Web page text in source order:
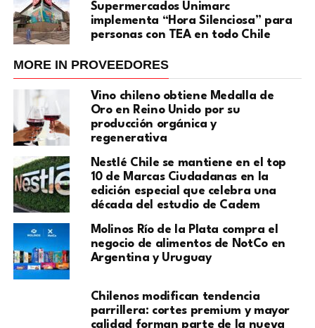
Supermercados Unimarc
implementa “Hora Silenciosa” para
personas con TEA en todo Chile
MORE IN PROVEEDORES
Vino chileno obtiene Medalla de
Oro en Reino Unido por su
producción orgánica y
regenerativa
Nestlé Chile se mantiene en el top
10 de Marcas Ciudadanas en la
edición especial que celebra una
década del estudio de Cadem
Molinos Río de la Plata compra el
negocio de alimentos de NotCo en
Argentina y Uruguay
Chilenos modifican tendencia
parrillera: cortes premium y mayor
calidad forman parte de la nueva